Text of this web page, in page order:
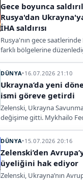
Gece boyunca
Rusya'dan
İHA saldırısı
Rusya'nın gece
farklı bölgelerine
Ukrayna Devlet Başkanı
açıkladı.
DÜNYA•16.07.2026 21:10
Ukrayna’da yeni
ismi göreve getirdi
Zelenski, Ukrayna Savunma
değişime gitti. Mykhailo
DÜNYA•15.07.2026 20:16
Zelenski’den
üyeliğini hak ediyor
Zelenski, Ukrayna’nın